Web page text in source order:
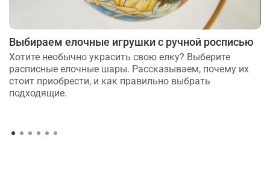
Выбираем елочные игрушки с ручной росписью
Хотите необычно украсить свою елку? Выберите
расписные елочные шары. Рассказываем, почему их
стоит приобрести, и как правильно выбрать
подходящие.